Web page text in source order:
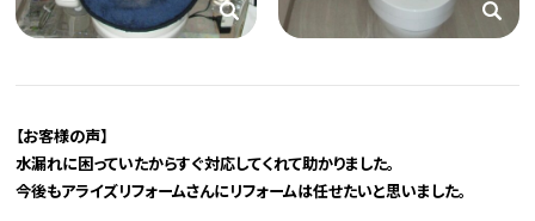
【お客様の声】
水漏れに困っていたからすぐ対応してくれて助かりました。
今後もアライズリフォームさんにリフォームは任せたいと思いました。